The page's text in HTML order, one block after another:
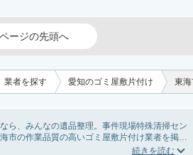
ページの先頭へ
業者を探す 愛知のゴミ屋敷片付け 東
ら、みんなの遺品整理。事件現場特殊清掃セン
市の作業品質の高いゴミ屋敷片付け業者を掲載
う不用品の処分・回収・引き取りから、外虫の